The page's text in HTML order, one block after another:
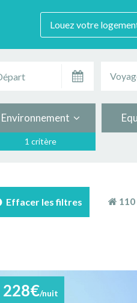
Louez votre
Environnement
1 critère
Effacer les filtres
228€/nuit